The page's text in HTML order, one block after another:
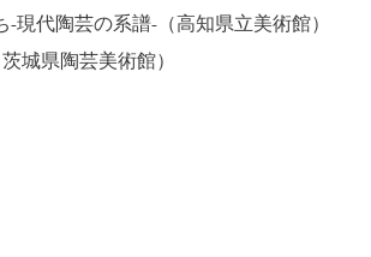
陶芸の系譜-（高知県立美術館）
城県陶芸美術館）